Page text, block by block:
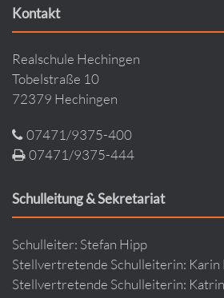
Kontakt
Realschule Hechingen
Tobelstraße 10
72379 Hechingen
07471/9375-400
07471/9375-444
Schulleitung & Sekretariat
Schulleiter: Stefan Hipp
Stellvertretende Schulleiterin: Karin
Stellvertretende Schulleiterin: